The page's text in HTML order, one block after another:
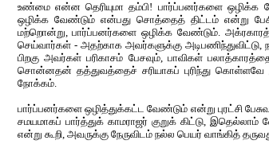
உண்மை என்ன தெரியுமா தம்பி! பார்ப்பனர்களை ஒழிக்க
ஒழிக்க வேண்டும் என்பது சொத்தைத் திட்டம் என்று
மற்றொன்று, பார்ப்பனர்களை ஒழிக்க வேண்டும்.
செய்வார்கள் - அதற்காக அவர்களுக்கு
பிறகு அவர்கள் பரிகாசம் பேசவும், பாவிகள்
சொன்னதன் தத்துவத்தைச் சரியாகப் புரிந்து
நோக்கம்.
பார்ப்பனர்களை ஒழித்துக்கட்ட வேண்டும் என்று புரட்சி
சமயமாகப் பார்த்துக் காமராஜர் குறுக் கிட்டு,
என்று கூறி, அவருக்கு நேருவிடம் நல்ல பெயர் வாங்கித்